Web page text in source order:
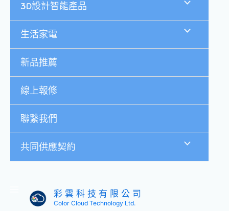
3D設計智能產品
生活家電
新品推薦
線上報修
聯繫我們
共同供應契約
彩 雲 科 技 有 限 公 司
Color Cloud Technology Ltd.